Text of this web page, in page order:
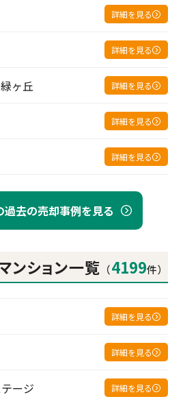
去の売却事例を見る
詳細を見る
詳細を見る
ヶ丘 詳細を見る
詳細を見る
詳細を見る
ンション一覧 （4199件）
詳細を見る
詳細を見る
ージ 詳細を見る